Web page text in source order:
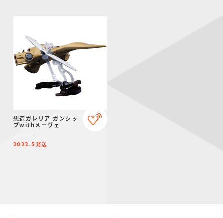
想造ガレリア ガンシッ
プwithメーヴェ
2022.5 発送